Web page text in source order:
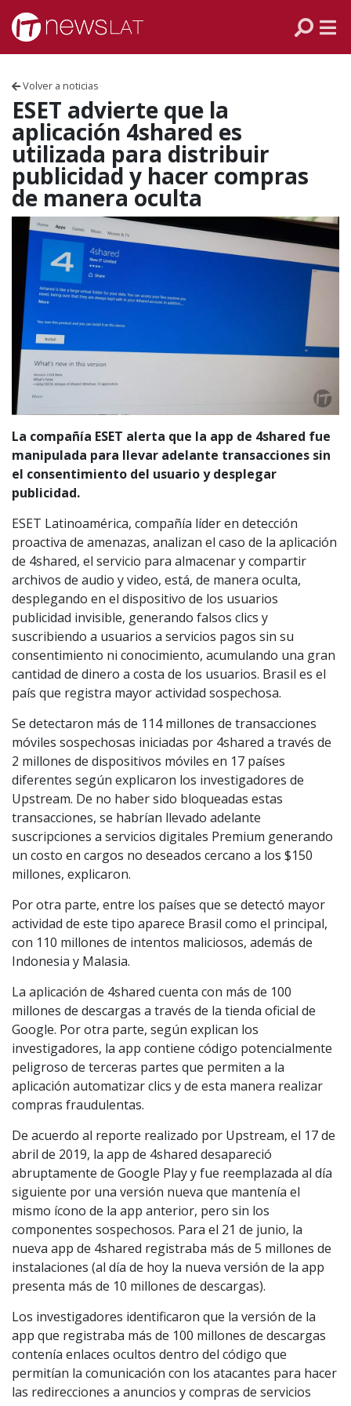
Skip to content
Volver a noticias
ESET advierte que la
aplicación 4shared es
utilizada para distribuir
publicidad y hacer compras
de manera oculta
La compañía ESET alerta que la app de 4shared fue
manipulada para llevar adelante transacciones sin
el consentimiento del usuario y desplegar
publicidad.
ESET Latinoamérica, compañía líder en detección
proactiva de amenazas, analizan el caso de la aplicación
de 4shared, el servicio para almacenar y compartir
archivos de audio y video, está, de manera oculta,
desplegando en el dispositivo de los usuarios
publicidad invisible, generando falsos clics y
suscribiendo a usuarios a servicios pagos sin su
consentimiento ni conocimiento, acumulando una gran
cantidad de dinero a costa de los usuarios. Brasil es el
país que registra mayor actividad sospechosa.
Se detectaron más de 114 millones de transacciones
móviles sospechosas iniciadas por 4shared a través de
2 millones de dispositivos móviles en 17 países
diferentes según explicaron los investigadores de
Upstream. De no haber sido bloqueadas estas
transacciones, se habrían llevado adelante
suscripciones a servicios digitales Premium generando
un costo en cargos no deseados cercano a los $150
millones, explicaron.
Por otra parte, entre los países que se detectó mayor
actividad de este tipo aparece Brasil como el principal,
con 110 millones de intentos maliciosos, además de
Indonesia y Malasia.
La aplicación de 4shared cuenta con más de 100
millones de descargas a través de la tienda oficial de
Google. Por otra parte, según explican los
investigadores, la app contiene código potencialmente
peligroso de terceras partes que permiten a la
aplicación automatizar clics y de esta manera realizar
compras fraudulentas.
De acuerdo al reporte realizado por Upstream, el 17 de
abril de 2019, la app de 4shared desapareció
abruptamente de Google Play y fue reemplazada al día
siguiente por una versión nueva que mantenía el
mismo ícono de la app anterior, pero sin los
componentes sospechosos. Para el 21 de junio, la
nueva app de 4shared registraba más de 5 millones de
instalaciones (al día de hoy la nueva versión de la app
presenta más de 10 millones de descargas).
Los investigadores identificaron que la versión de la
app que registraba más de 100 millones de descargas
contenía enlaces ocultos dentro del código que
permitían la comunicación con los atacantes para hacer
las redirecciones a anuncios y compras de servicios
VENEZUELA
ECUADOR
PERÚ
CHILE
MÉXICO